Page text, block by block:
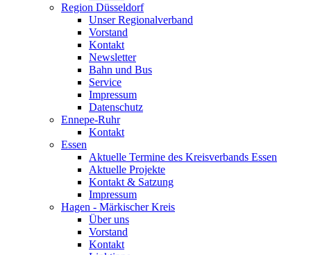
Region Düsseldorf
Unser Regionalverband
Vorstand
Kontakt
Newsletter
Bahn und Bus
Service
Impressum
Datenschutz
Ennepe-Ruhr
Kontakt
Essen
Aktuelle Termine des Kreisverbands Essen
Aktuelle Projekte
Kontakt & Satzung
Impressum
Hagen - Märkischer Kreis
Über uns
Vorstand
Kontakt